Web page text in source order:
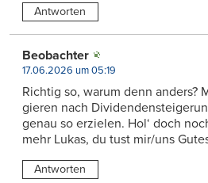
Antworten
Beobachter
17.06.2026 um 05:19
Richtig so, warum denn anders?
gieren nach
genau so erzielen. Hol‘ doch
mehr Lukas, du tust mir/uns
Antworten